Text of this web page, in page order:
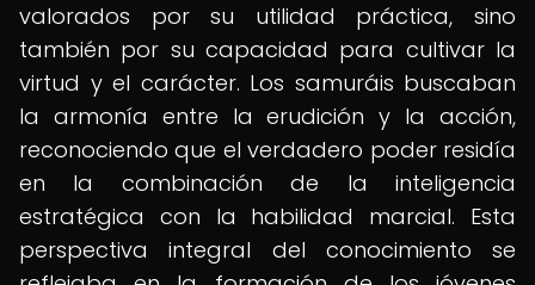
valorados por su utilidad práctica, sino
también por su capacidad para cultivar la
virtud y el carácter. Los samuráis buscaban
la armonía entre la erudición y la acción,
reconociendo que el verdadero poder residía
en la combinación de la inteligencia
estratégica con la habilidad marcial. Esta
perspectiva integral del conocimiento se